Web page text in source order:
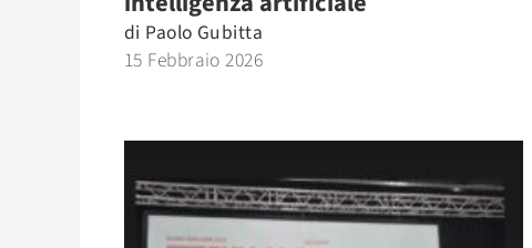
di Paolo Gubitta
15 Febbraio 2026